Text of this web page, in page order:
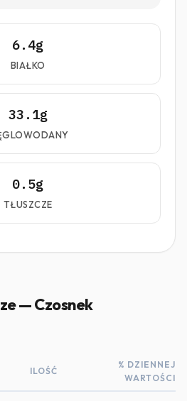
6.4g
BIAŁKO
33.1g
0.5g
TŁUSZCZE
— Czosnek
ILOŚĆ
% DZIENNEJ
WARTOŚCI